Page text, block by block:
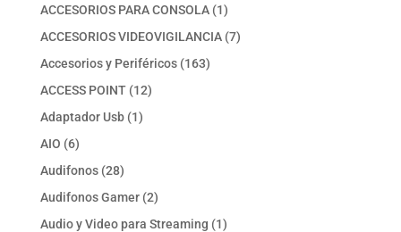
ACCESORIOS PARA CONSOLA 11
producto
ACCESORIOS VIDEOVIGILANCIA 77
Accesorios y Periféricos 163163
ACCESS POINT 1212
Adaptador Usb 11
AIO 66
productos
Audifonos 2828
productos
Audifonos Gamer 22
productos
Audio y Video para Streaming 11